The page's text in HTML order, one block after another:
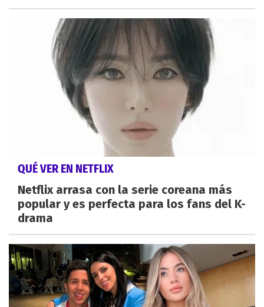
QUÉ VER EN NETFLIX
Netflix arrasa con la serie coreana más
popular y es perfecta para los fans del K-
drama